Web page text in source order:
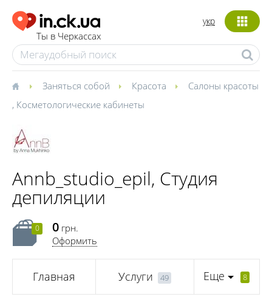
Ты в Черкассах
укр
Заняться собой Красота
Салоны красоты
, Косметологические кабинеты
Annb_studio_epil, Студия
депиляции
0 0 грн.
Оформить
Главная Услуги 49 Еще 8